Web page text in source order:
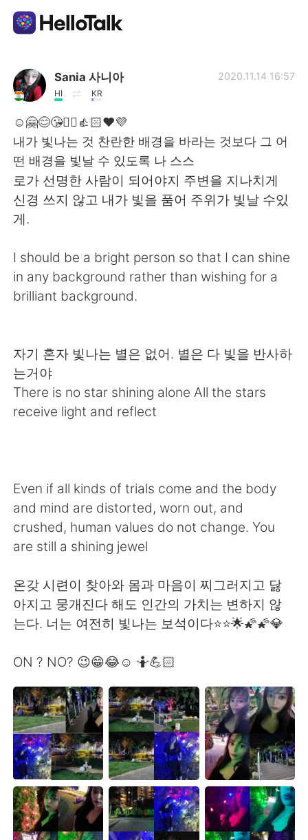
언어 교환 앱
AI Grammar Checker
한국어
English 简体中文
العربية Français
Русский ไทย
Indonesia
Türkçe Tiếng Việt
Sania 사니아
HI KR
2020.11.14 16:57
☺️🤗😊😘✌🏻👍🏻❤️💜
내가 빛나는 것 찬란한 배경을 바라는 것보다 그 어
떤 배경을 빛날 수 있도록 나 스스
로가 선명한 사람이 되어야지 주변을 지나치게
신경 쓰지 않고 내가 빛을 품어 주위가 빛날 수있
게.
I should be a bright person so that I can shine
in any background rather than wishing for a
brilliant background.
자기 혼자 빛나는 별은 없어. 별은 다 빛을 반사하
는거야
There is no star shining alone All the stars
receive light and reflect
Even if all kinds of trials come and the body
and mind are distorted, worn out, and
crushed, human values ​​do not change. You
are still a shining jewel
온갖 시련이 찾아와 몸과 마음이 찌그러지고 닳
아지고 뭉개진다 해도 인간의 가치는 변하지 않
는다. 너는 여전히 빛나는 보석이다⭐⭐🌟🌠🌠💎
ON ? NO? 😉😁😂☺️ 🤷💪🏻